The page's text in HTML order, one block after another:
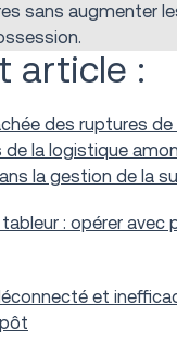
sans augmenter
article :
des ruptures
de la logistique
la gestion de la
: opérer avec
et